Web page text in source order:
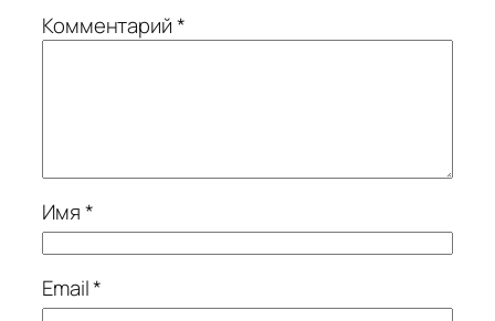
Комментарий*
Имя*
Email*